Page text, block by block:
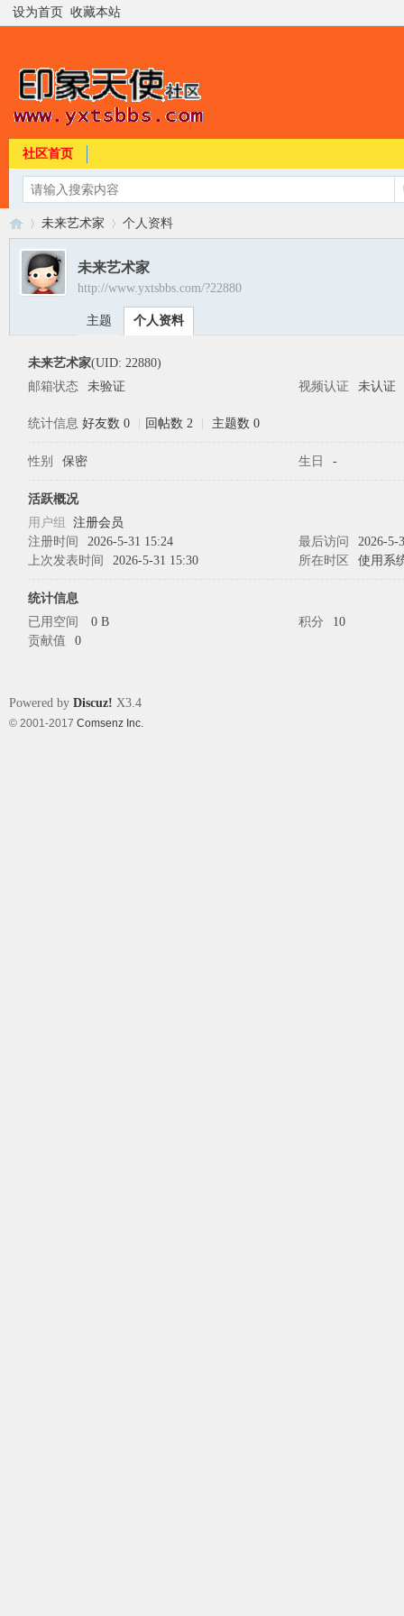
设为首页 收藏本站
社区首页
›
未来艺术家 个人资料
未来艺术家
http://www.yxtsbbs.com/?22880
主题 个人资料
未来艺术家(UID: 22880)
邮箱状态
未验证 视频认证 未认证
统计信息 好友数 0 回帖数 2 主题数 0
性别 保密 生日 -
活跃概况
用户组 注册会员
注册时间
2026-5-31 15:24 最后访问
2026-5-
上次发表时间
2026-5-31 15:30 所在时区 使用系
统计信息
已用空间
0 B 积分
10
贡献值
0
Powered by Discuz! X3.4
© 2001-2017 Comsenz Inc.